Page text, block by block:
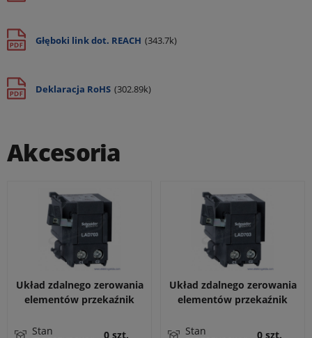
Głęboki link dot. REACH (343.7k)
Deklaracja RoHS (302.89k)
Akcesoria
Układ zdalnego zerowania
elementów przekaźnik
Stan
0 szt.
Układ zdalnego zerowania
elementów przekaźnik
Stan
0 szt.